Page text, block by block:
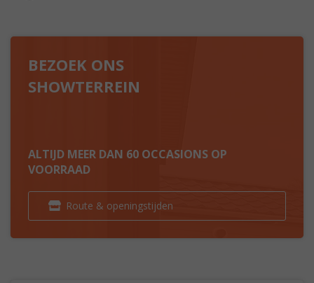
BEZOEK ONS
SHOWTERREIN
ALTIJD MEER DAN 60 OCCASIONS OP
VOORRAAD
Route & openingstijden